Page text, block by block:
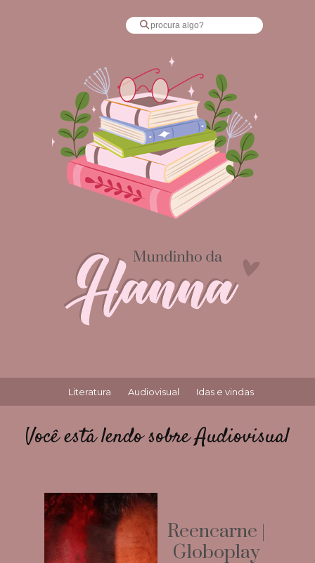
Literatura Audiovisual Idas e vindas
Você está lendo sobre Audiovisual
Reencarne |
Globoplay